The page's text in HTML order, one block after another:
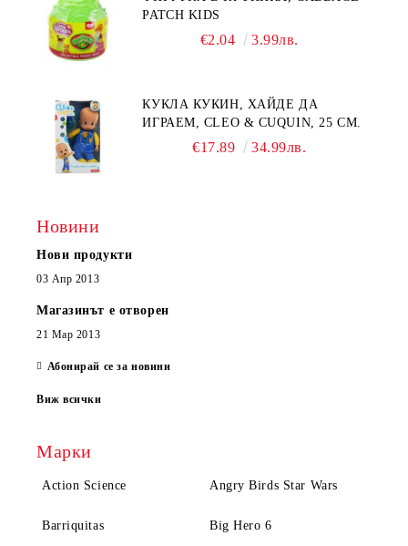
PATCH KIDS
€2.04 3.99лв.
КУКЛА КУКИН, ХАЙДЕ ДА
ИГРАЕМ, CLEO & CUQUIN, 25 СМ.
€17.89 34.99лв.
Новини
Нови продукти
03 Апр 2013
Магазинът е отворен
21 Мар 2013
Абонирай се за новини
Виж всички
Марки
Action Science Angry Birds Star Wars
Barriquitas Big Hero 6